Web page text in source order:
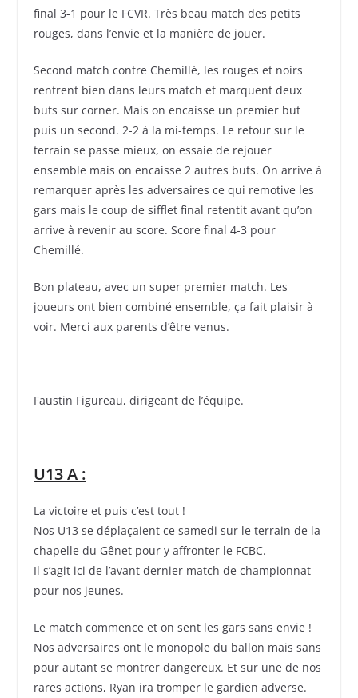
final 3-1 pour le FCVR. Très beau match des petits
rouges, dans l’envie et la manière de jouer.
Second match contre Chemillé, les rouges et noirs
rentrent bien dans leurs match et marquent deux
buts sur corner. Mais on encaisse un premier but
puis un second. 2-2 à la mi-temps. Le retour sur le
terrain se passe mieux, on essaie de rejouer
ensemble mais on encaisse 2 autres buts. On arrive à
remarquer après les adversaires ce qui remotive les
gars mais le coup de sifflet final retentit avant qu’on
arrive à revenir au score. Score final 4-3 pour
Chemillé.
Bon plateau, avec un super premier match. Les
joueurs ont bien combiné ensemble, ça fait plaisir à
voir. Merci aux parents d’être venus.
Faustin Figureau, dirigeant de l’équipe.
U13 A :
La victoire et puis c’est tout !
Nos U13 se déplaçaient ce samedi sur le terrain de la
chapelle du Gênet pour y affronter le FCBC.
Il s’agit ici de l’avant dernier match de championnat
pour nos jeunes.
Le match commence et on sent les gars sans envie !
Nos adversaires ont le monopole du ballon mais sans
pour autant se montrer dangereux. Et sur une de nos
rares actions, Ryan ira tromper le gardien adverse.